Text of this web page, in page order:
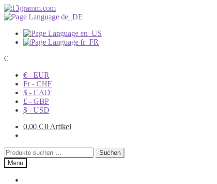
€
€ - EUR
Fr - CHF
$ - CAD
£ - GBP
$ - USD
0,00 € 0 Artikel
Suchen
nach:
Suchen
Menü